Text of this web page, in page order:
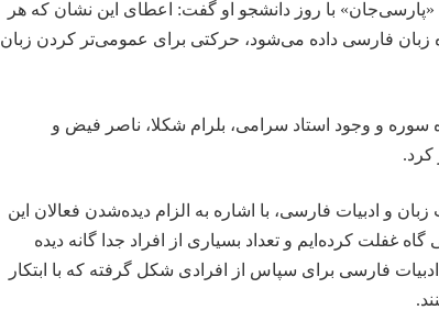
با روز دانشجو او گفت: اعطای این نشان که هر
زبان فارسی داده می‌شود، حرکتی برای عمومی‌تر کردن زبان
سوره و وجود استاد سرامی، بلرام شکلا، ناصر فیض و
کرد.
و ادبیات فارسی، با اشاره به الزام دیده‌شدن فعالان این
غفلت کرده‌ایم و تعداد بسیاری از افراد جدا گانه دیده
فارسی برای سپاس از افرادی شکل گرفته که با ابتکار